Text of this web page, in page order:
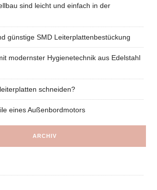
sind leicht und einfach in der
günstige SMD Leiterplattenbestückung
modernster Hygienetechnik aus Edelstahl
schneiden?
eines Außenbordmotors
ARCHIV